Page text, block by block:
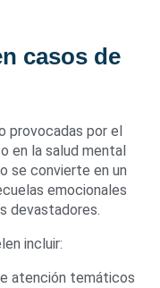
casos de
provocadas por el
en la salud mental
se convierte en un
emocionales
devastadores.
incluir:
atención temáticos